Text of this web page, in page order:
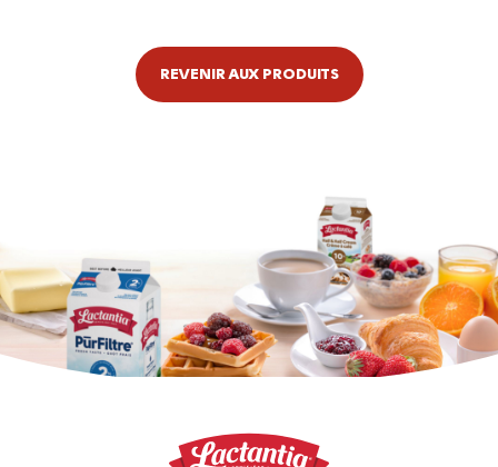
REVENIR AUX PRODUITS